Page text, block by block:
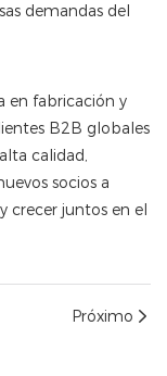
demandas del
en fabricación y
B2B globales
calidad,
socios a
crecer juntos en el
Próximo